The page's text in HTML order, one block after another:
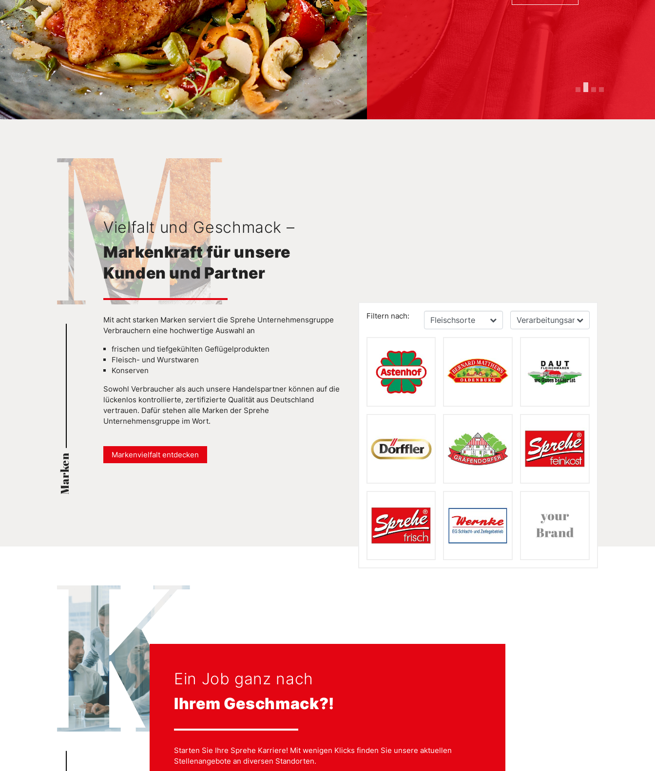
Mehr erfahren
Marken
Vielfalt und Geschmack –
Markenkraft für unsere
Kunden und Partner
Mit acht starken Marken serviert die Sprehe Unternehmensgruppe
Verbrauchern eine hochwertige Auswahl an
frischen und tiefgekühlten Geflügelprodukten
Fleisch- und Wurstwaren
Konserven
Sowohl Verbraucher als auch unsere Handelspartner können auf die
lückenlos kontrollierte, zertifizierte Qualität aus Deutschland
vertrauen. Dafür stehen alle Marken der Sprehe
Unternehmensgruppe im Wort.
Markenvielfalt entdecken
Filtern nach: Fleischsorte Verarbeitungsart
Ein Job ganz nach
Ihrem Geschmack?!
Starten Sie Ihre Sprehe Karriere! Mit wenigen Klicks finden Sie unsere aktuellen
Stellenangebote an diversen Standorten.